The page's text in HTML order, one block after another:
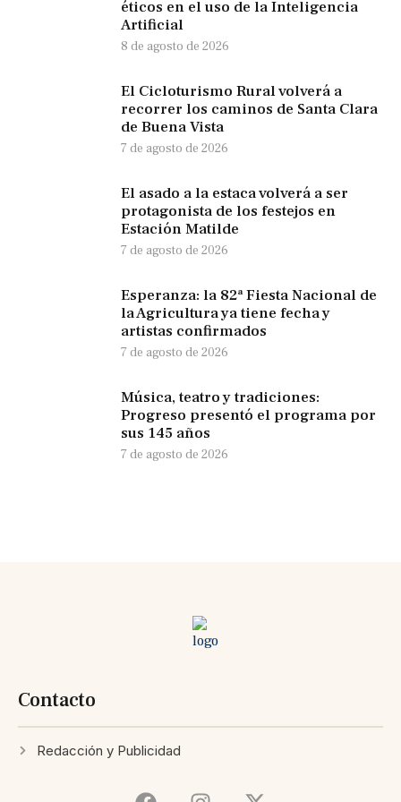
éticos en el uso de la Inteligencia
Artificial
8 de agosto de 2026
El Cicloturismo Rural volverá a
recorrer los caminos de Santa Clara
de Buena Vista
7 de agosto de 2026
El asado a la estaca volverá a ser
protagonista de los festejos en
Estación Matilde
7 de agosto de 2026
Esperanza: la 82ª Fiesta Nacional de
la Agricultura ya tiene fecha y
artistas confirmados
7 de agosto de 2026
Música, teatro y tradiciones:
Progreso presentó el programa por
sus 145 años
7 de agosto de 2026
Contacto
Redacción y Publicidad